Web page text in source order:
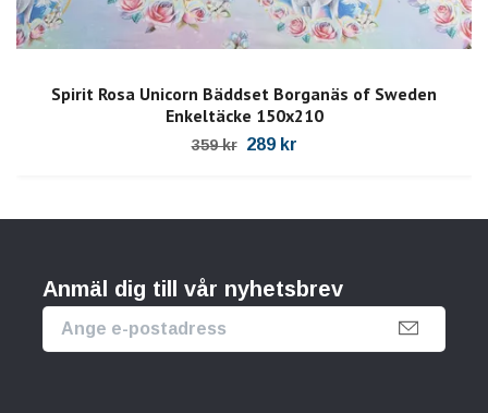
Spirit Rosa Unicorn Bäddset Borganäs of Sweden
Enkeltäcke 150x210
359 kr 289 kr
Anmäl dig till vår nyhetsbrev